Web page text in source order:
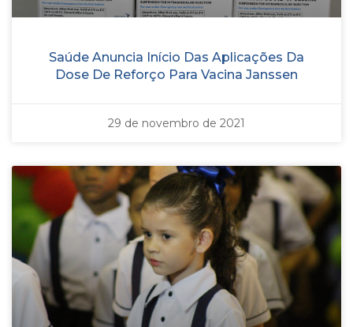
Saúde Anuncia Início Das Aplicações Da
Dose De Reforço Para Vacina Janssen
29 de novembro de 2021